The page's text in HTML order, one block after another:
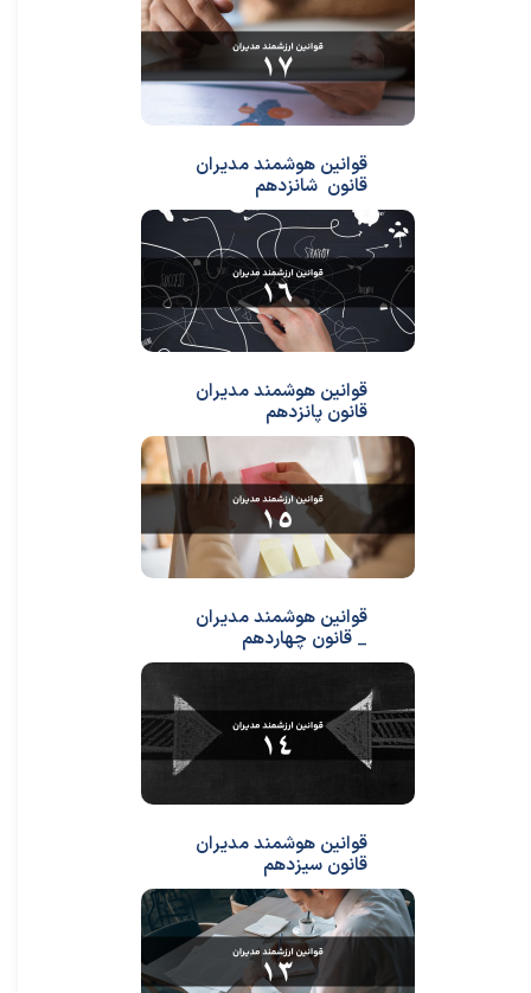
قوانین هوشمند مدیران
قانون شانزدهم
قوانین هوشمند مدیران
قانون پانزدهم
قوانین هوشمند مدیران
_ قانون چهاردهم
قوانین هوشمند مدیران
قانون سیزدهم